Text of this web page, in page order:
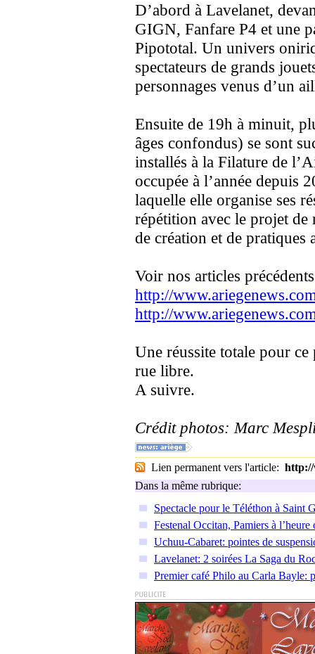
D’abord à Lavelanet,
GIGN, Fanfare P4 et une
Pipototal. Un univers
spectateurs de grands
personnages venus d’un
Ensuite de 19h à minuit,
âges confondus) se sont
installés à la Filature de
occupée à l’année depuis
laquelle elle organise ses
répétition avec le projet
de création et de pratiques
Voir nos articles
http://
http://
Une réussite totale pour
rue libre.
A suivre.
Crédit photos: Marc
Lien permanent vers l'article: http://
Dans la même rubrique:
Spectacle pour le Téléthon à Saint
Festenal Occitan, Pamiers à l’heure
Uchuu-Cabaret: pointes de
Lavelanet: 2 soirées La Saga du
Premier café Philo au Carla Bayle: